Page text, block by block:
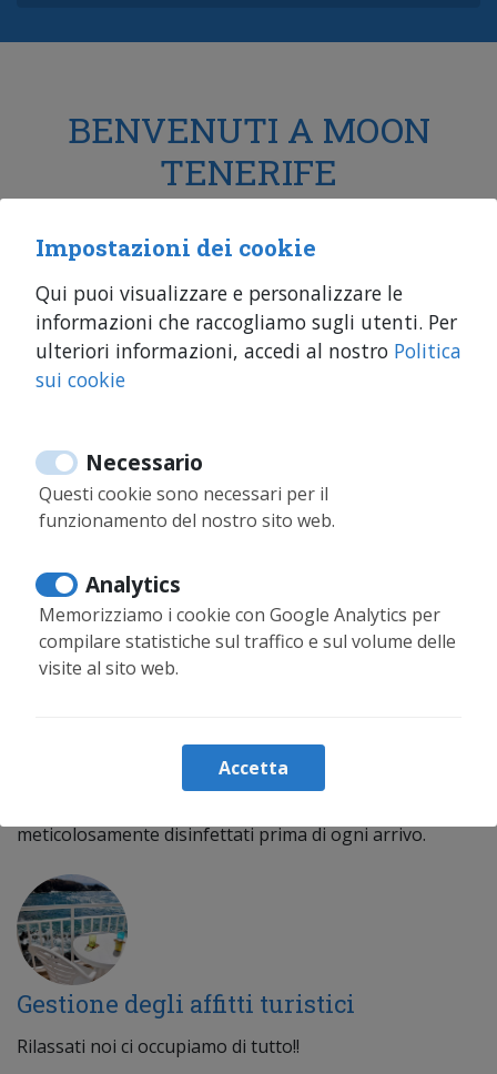
BENVENUTI A MOON
TENERIFE
termine, compra-vendita a Tenerife e
Fuerteventura
Più di 10 anni di esperienza
una vasta esperienza nella compra-vendita e
nell'affitto.
Servizi di alta qualità
meticolosamente disinfettati prima di ogni arrivo.
Gestione degli affitti turistici
Rilassati noi ci occupiamo di tutto!!
Impostazioni dei cookie
Qui puoi visualizzare e personalizzare le
informazioni che raccogliamo sugli utenti. Per
ulteriori informazioni, accedi al nostro Politica
sui cookie
Necessario
Questi cookie sono necessari per il
funzionamento del nostro sito web.
Analytics
Memorizziamo i cookie con Google Analytics per
compilare statistiche sul traffico e sul volume delle
visite al sito web.
Accetta